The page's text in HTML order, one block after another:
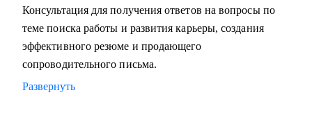
Мидл и топ руководители.
• CEO/Генеральный директор
• Операционный директор/Исполнительный директор
• Коммерческий директор/Директор по продажам
• CFO/ Финансовый директор
Консультация для получения ответов на вопросы по
теме поиска работы и развития карьеры, создания
эффективного резюме и продающего
сопроводительного письма.
Развернуть